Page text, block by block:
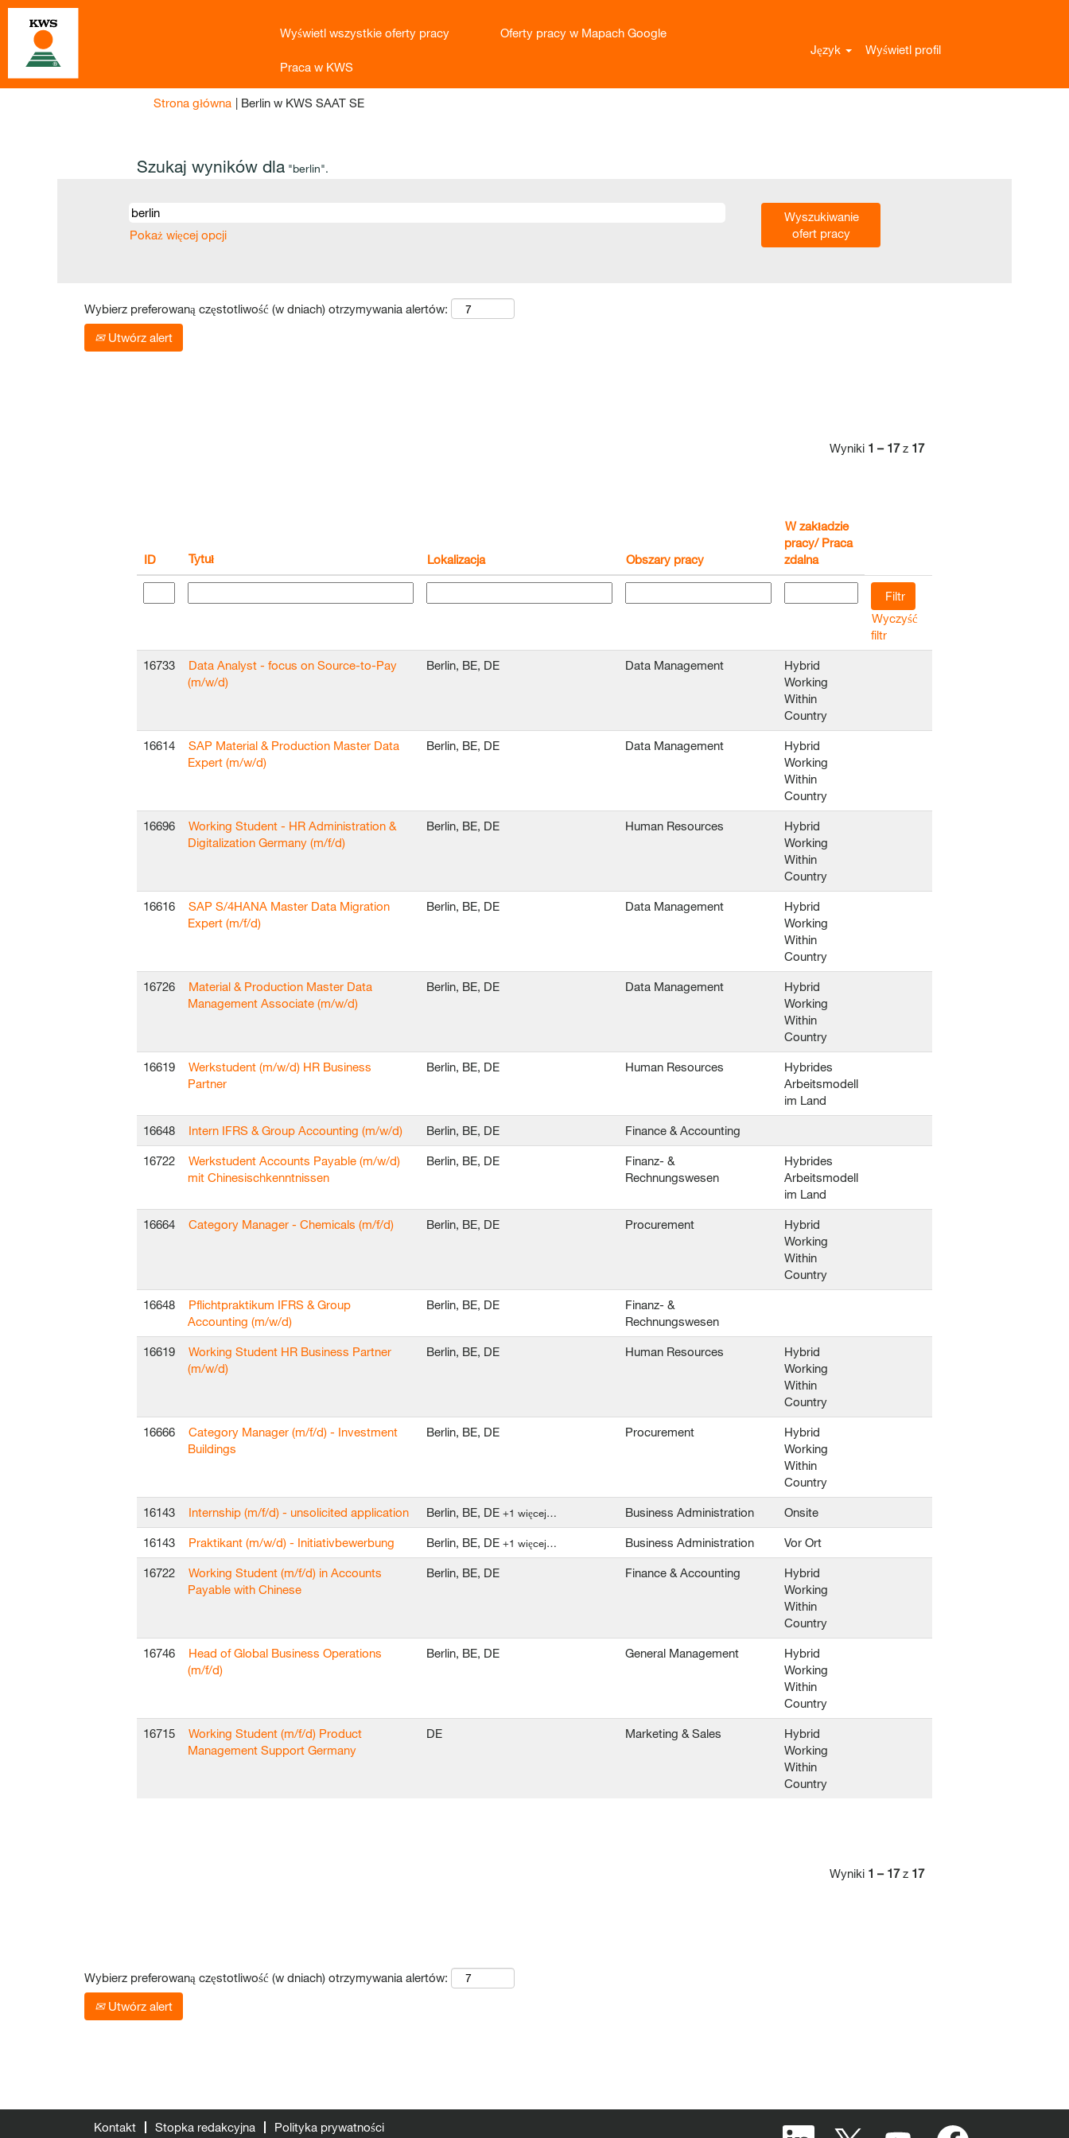
Wyświetl wszystkie oferty pracy Oferty pracy w Mapach Google
Praca w KWS
Język Wyświetl profil
Strona główna | Berlin w KWS SAAT SE(bieżąca
Szukaj wyników dla "berlin".
Pokaż więcej opcji
Wybierz preferowaną częstotliwość (w dniach) otrzymywania alertów:
Utwórz alert
Wyniki 1 – 17z 17
ID Tytuł Lokalizacja Obszary pracy
W zakładzie
pracy/ Praca
zdalna
Wyczyść
filtr
16733
Data Analyst - focus on Source-to-Pay
(m/w/d)
Berlin, BE, DE Data Management
Hybrid
Working
Within
Country
16614
SAP Material & Production Master Data
Expert (m/w/d)
Berlin, BE, DE Data Management
Hybrid
Working
Within
Country
16696
Working Student - HR Administration &
Digitalization Germany (m/f/d)
Berlin, BE, DE Human Resources
Hybrid
Working
Within
Country
16616
SAP S/4HANA Master Data Migration
Expert (m/f/d)
Berlin, BE, DE Data Management
Hybrid
Working
Within
Country
16726
Material & Production Master Data
Management Associate (m/w/d)
Berlin, BE, DE Data Management
Hybrid
Working
Within
Country
16619
Werkstudent (m/w/d) HR Business
Partner
Berlin, BE, DE Human Resources
Hybrides
Arbeitsmodell
im Land
16648 Intern IFRS & Group Accounting (m/w/d) Berlin, BE, DE Finance & Accounting
16722
Werkstudent Accounts Payable (m/w/d)
mit Chinesischkenntnissen
Berlin, BE, DE
Finanz- &
Rechnungswesen
Hybrides
Arbeitsmodell
im Land
16664 Category Manager - Chemicals (m/f/d) Berlin, BE, DE Procurement
Hybrid
Working
Within
Country
16648
Pflichtpraktikum IFRS & Group
Accounting (m/w/d)
Berlin, BE, DE
Finanz- &
Rechnungswesen
16619
Working Student HR Business Partner
(m/w/d)
Berlin, BE, DE Human Resources
Hybrid
Working
Within
Country
16666
Category Manager (m/f/d) - Investment
Buildings
Berlin, BE, DE Procurement
Hybrid
Working
Within
Country
16143 Internship (m/f/d) - unsolicited application Berlin, BE, DE +1 więcej… Business Administration Onsite
16143 Praktikant (m/w/d) - Initiativbewerbung Berlin, BE, DE +1 więcej… Business Administration Vor Ort
16722
Working Student (m/f/d) in Accounts
Payable with Chinese
Berlin, BE, DE Finance & Accounting
Hybrid
Working
Within
Country
16746
Head of Global Business Operations
(m/f/d)
Berlin, BE, DE General Management
Hybrid
Working
Within
Country
16715
Working Student (m/f/d) Product
Management Support Germany
DE Marketing & Sales
Hybrid
Working
Within
Country
Wyniki 1 – 17z 17
Wybierz preferowaną częstotliwość (w dniach) otrzymywania alertów:
Utwórz alert
Kontakt Stopka redakcyjna Polityka prywatności
O
O
O